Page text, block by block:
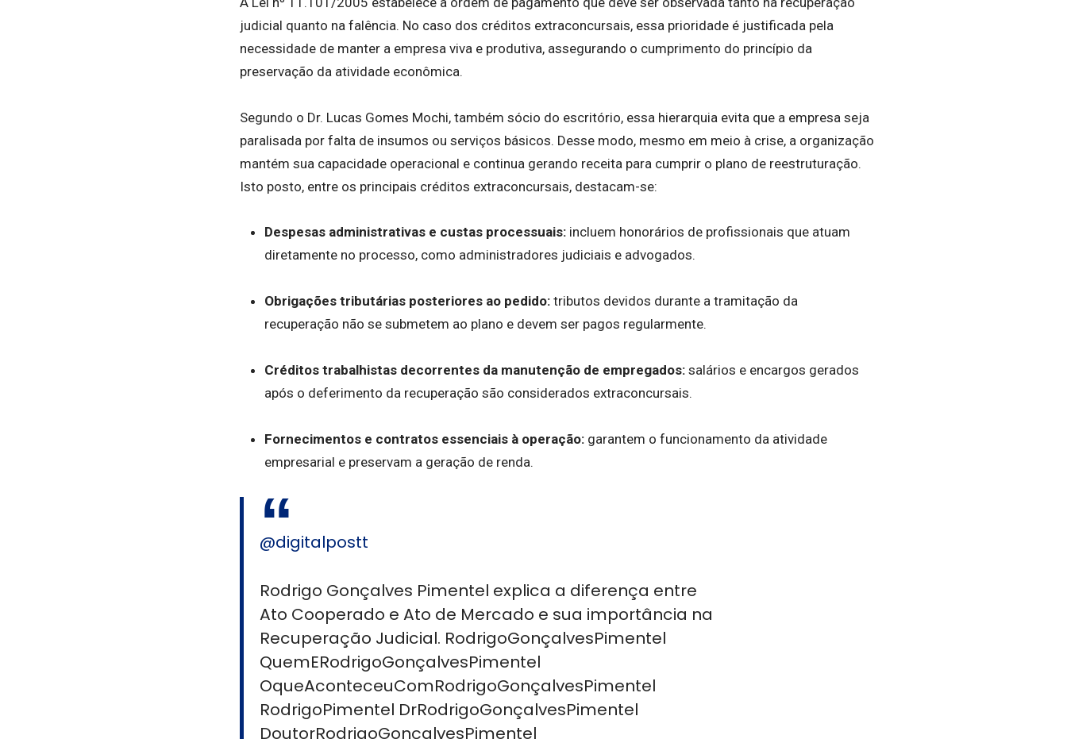
judicial quanto na falência. No caso dos créditos extraconcursais, essa prioridade é justificada pela
necessidade de manter a empresa viva e produtiva, assegurando o cumprimento do princípio da
preservação da atividade econômica.
Segundo o Dr. Lucas Gomes Mochi, também sócio do escritório, essa hierarquia evita que a empresa seja
paralisada por falta de insumos ou serviços básicos. Desse modo, mesmo em meio à crise, a organização
mantém sua capacidade operacional e continua gerando receita para cumprir o plano de reestruturação.
Isto posto, entre os principais créditos extraconcursais, destacam-se:
Despesas administrativas e custas processuais:incluem honorários de profissionais que atuam
diretamente no processo, como administradores judiciais e advogados.
Obrigações tributárias posteriores ao pedido:tributos devidos durante a tramitação da
recuperação não se submetem ao plano e devem ser pagos regularmente.
Créditos trabalhistas decorrentes da manutenção de empregados:salários e encargos gerados
após o deferimento da recuperação são considerados extraconcursais.
Fornecimentos e contratos essenciais à operação:garantem o funcionamento da atividade
empresarial e preservam a geração de renda.
@digitalpostt
Rodrigo Gonçalves Pimentel explica a diferença entre
Ato Cooperado e Ato de Mercado e sua importância na
Recuperação Judicial. RodrigoGonçalvesPimentel
QuemERodrigoGonçalvesPimentel
OqueAconteceuComRodrigoGonçalvesPimentel
RodrigoPimentel DrRodrigoGonçalvesPimentel
DoutorRodrigoGonçalvesPimentel